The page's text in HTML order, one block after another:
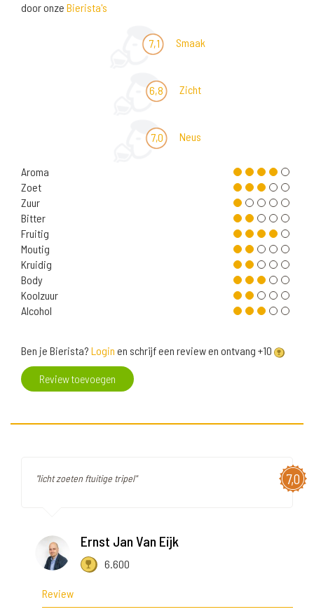
door onze Bierista's
7,1 Smaak
6,8 Zicht
7,0 Neus
Aroma
Zoet
Zuur
Bitter
Fruitig
Moutig
Kruidig
Body
Koolzuur
Alcohol
Ben je Bierista? Login en schrijf een review en ontvang +10
Review toevoegen
7,0
"licht zoeten ftuitige tripel"
Ernst Jan Van Eijk
6.600
Review